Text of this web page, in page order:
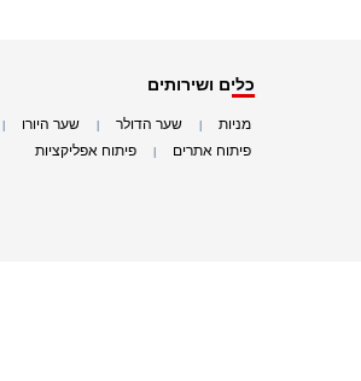
כלים ושירותים
מניות שער הדולר שער היורו
פיתוח אתרים פיתוח אפליקציות